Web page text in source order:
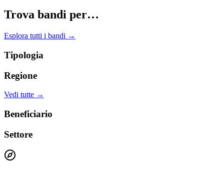
Trova bandi per…
Esplora tutti i bandi →
Tipologia
Regione
Vedi tutte →
Beneficiario
Settore